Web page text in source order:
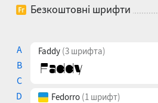
Безкоштовні шрифти
A
B
C
D
Faddy (3 шрифта)
Fedorro (1 шрифт)